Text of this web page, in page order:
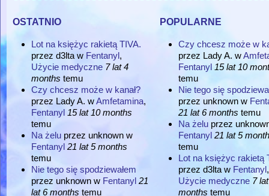
ostatnio
Lot na księżyc rakietą TIVA.
przez d3lta w Fentanyl,
Użycie medyczne 7 lat 4
months temu
Czy chcesz może w kanał?
przez Lady A. wAmfetamina,
Fentanyl 15 lat 10 months
temu
Na żelu przez unknown w
Fentanyl 21 lat 5 months
temu
Nie tego się spodziewałem
przez unknown w Fentanyl 21
lat 6 months temu
popularne
Czy chcesz może w
przez Lady A. w
Fentanyl 15 lat 10
temu
Nie tego się
przez unknown w
21 lat 6 months temu
Na żelu przez
Fentanyl 21 lat 5
temu
Lot na księżyc rakietą
przez d3lta w Fentanyl,
Użycie medyczne 7
months temu